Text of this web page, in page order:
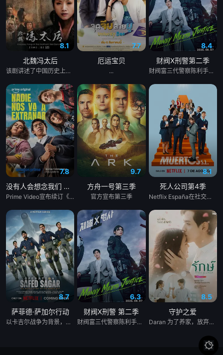
第31集 第32集 第33集
第34集 第35集 第36集
第37集
第40集
8.1
北魏冯太后
该剧讲述了中国历史上第一位政绩卓著的女改革家——北魏冯太后充满传奇色彩的一生。 故事发生在南北朝时期，北方地区的北魏王朝正值太武帝当政。太平真君十年，太武帝颁诏，命大将军冯邈带兵征讨柔然。大臣乙浑以冯邈是降将为由极力反对，左昭仪冯姑出面力挺大将军冯邈，太武帝最终决定仍由冯邈带兵出征。冯邈战败投降，大为震怒的太武帝派乙浑诛杀冯家老小，冯姑的哥哥冯朗也被赐死，冯朗的儿子冯熙因为逃到羌族部落，性命得以保全。冯朗的女儿冯淑仪几经波折，最终以戴罪之身进入皇宫做了一个小奴婢。 少年冯淑仪聪慧机敏，后来成为了少年皇子拓跋浚的伴读。公元452年，年仅13岁的拓跋浚称帝，成为历史上的文成帝。冯淑仪被选为贵人，并最终成为母仪天下的皇后。柔然进犯北魏，文成帝提出比武选将，冯皇后借机召回躲藏在羌族部落的哥哥冯熙。在比武大会上，女扮男装、替父从军的花木兰和冯熙脱颖而出，最终冯熙被任命为先锋，他率部与柔然军队交战，大获全胜，冯家兄妹终于洗刷掉了冯家的耻辱。文成帝打算兴建云岗石窟，得到冯皇后支持的昙曜最终领命开凿佛窟。 文成帝驾崩，火祭之时，冯皇后纵身火海，幸被侍官李弈救出。在众臣的帮助下，冯太后一举铲除了阴谋篡权的乙浑。少年献文帝继位后，冯皇后被尊为冯太后，首次临朝称制。献文帝长大成人，冯太后还政于朝，开始全心教导太子拓跋宏。公元471年，5岁的孝文帝拓跋宏登基，公元476年，冯太后二次临朝称制。冯太后是一位开明的政治家，她鼓励孝文帝矢志改革，富国强兵。在冯皇后的引导和全力支持下，孝文帝颁布实施了《三长制》和《均田制》。在这些改革措施的激励下，北魏王朝国力日渐强大，经济和文化都有了空前的发展。
7.7
厄运宝贝
...
8.4
财阀X刑警第二季
财阀富三代警察陈利手（安普贤 饰）华丽回归，完美蜕变为成熟专业的刑警，继续以财力同实力展开查案历险记。新上司朱惠拉（郑恩彩 饰）空降，两个性格不合的拍挡将联手破案。
7.8
没有人会想念我们 第二季
Prime Video宣布续订《没有人会想念我们》第二季。
9.7
方舟一号第三季
官方宣布第三季
8.1
死人公司第4季
Netflix España在社交媒体上发布了一张由Laura Caballero和演员Carlos Arces Torregrosers主演的“Muertos S.L.”化妆套装中的照片，我们有好消息要告诉你们。劳拉和阿尔贝托·卡瓦列罗仍然很甜蜜，他们证实将有第四季的《死亡S.L.》，这是西班牙喜剧流派中最伟大的小说之一，在Movistar Plus+的标志下的前两季之后，于今年夏天登陆Netflix。导演本人与该系列的伟大演员兼主角卡洛斯·阿雷塞斯一起主演了这一宣布，证实托雷格罗萨殡仪馆的员工将有更多的冒险经历。
8.7
萨菲德·萨加尔行动
以卡吉尔战争为背景，《白沙行动》讲述了印度空军&quot;金色箭头&quot;第17中队的故事，他们最初的任务是执行照相侦察任务。但当他们的中队长B.S. 达诺亚的僚机飞行员、中队长阿贾伊·阿胡贾被敌人背信弃义地杀害后，他们的角色发生了转变。达诺亚决定不惜一切代价为他的死复仇。他的中队通过领导对巴基斯坦部队的攻击，在世界上任何空军都未曾飞行过的高度进行轰炸，扭转了战争的局势。同时，这也是关于这些战斗机飞行员如何在身体上、精神上和社会层面上进行转变，以付出额外的努力并实现不可能的故事。
6.3
财阀X刑警 第二季
财阀富三代警察陈利手（安普贤 饰）华丽回归，完美蜕变为成熟专业的刑警，继续以财力同实力展开查案历险记。新上司朱惠拉（郑恩彩 饰）空降，两个性格不合的拍挡将联手破案。
8.5
守护之爱
Daran 为了养家，放弃了上大学的梦想，高中毕业后便开始工作。然而，她一直难以找到稳定的工作，最终只能在一家广播电视公司担任保安。 命运弄人，她在那里重逢了高中时期深爱的前男友 Rangsiman。如今的 Rangsiman 已经成为电视台的高层主管，事业有成，并且已经与另一位女性订婚。 年轻时，两人曾深爱彼此，却因为误会和彼此隐瞒的秘密而分手。多年后再次相遇，Rangsiman 发现自己始终无法忘记 Daran。他想知道，当年她为什么突然离开自己，以及这些年她究竟经历了什么，才会走到今天这一步。 随着真相一点点揭开，两人不得不面对过去的伤痛、彼此的愧疚，以及现实中的重重阻碍，包括 Rangsiman 的婚约。
